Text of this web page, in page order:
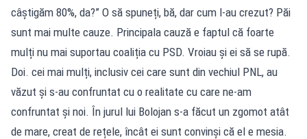
câștigăm 80%, da?” O să spuneți, bă, dar cum l-au crezut? Păi
sunt mai multe cauze. Principala cauză e faptul că foarte
mulți nu mai suportau coaliția cu PSD. Vroiau și ei să se rupă.
Doi. cei mai mulți, inclusiv cei care sunt din vechiul PNL, au
văzut și s-au confruntat cu o realitate cu care ne-am
confruntat și noi. În jurul lui Bolojan s-a făcut un zgomot atât
de mare, creat de rețele, încât ei sunt convinși că el e mesia.